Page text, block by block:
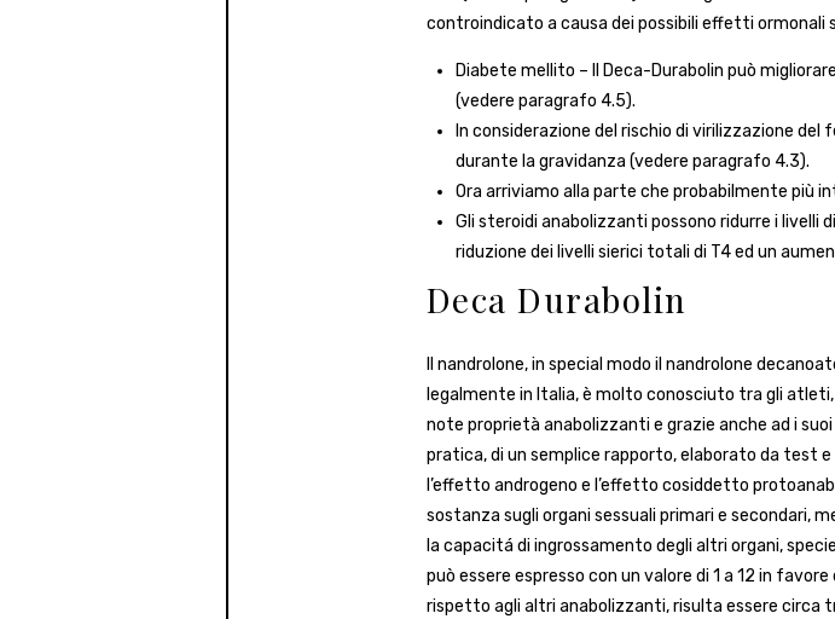
controindicato a causa dei possibili effetti ormonali
Diabete mellito – Il Deca-Durabolin può
(vedere paragrafo 4.5).
In considerazione del rischio di virilizzazione
durante la gravidanza (vedere paragrafo 4.3).
Ora arriviamo alla parte che probabilmente più
Gli steroidi anabolizzanti possono ridurre i livelli
riduzione dei livelli sierici totali di T4 ed un
Deca Durabolin
Il nandrolone, in special modo il nandrolone
legalmente in Italia, è molto conosciuto tra gli
note proprietà anabolizzanti e grazie anche ad i
pratica, di un semplice rapporto, elaborato da test
l’effetto androgeno e l’effetto cosiddetto
sostanza sugli organi sessuali primari e secondari,
la capacitá di ingrossamento degli altri organi,
può essere espresso con un valore di 1 a 12 in
rispetto agli altri anabolizzanti, risulta essere circa